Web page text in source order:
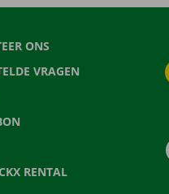
ONS
VRAGEN
RENTAL